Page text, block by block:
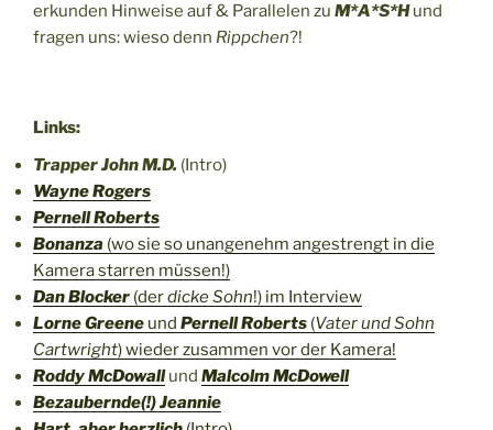
erkunden Hinweise auf & Parallelen zu M*A*S*Hund
fragen uns: wieso denn Rippchen?!
Links:
Trapper John M.D. (Intro)
Wayne Rogers
Pernell Roberts
Bonanza (wo sie so unangenehm angestrengt in die
Kamera starren müssen!)
Dan Blocker (derdicke Sohn!) im Interview
Lorne Greene und Pernell Roberts (Vater und Sohn
Cartwright) wieder zusammen vor der Kamera!
Roddy McDowallund Malcolm McDowell
Bezaubernde(!) Jeannie